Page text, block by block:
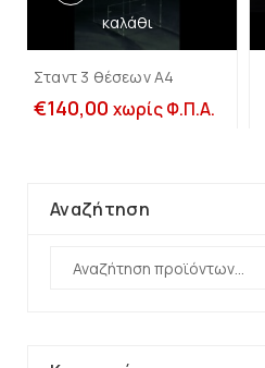
καλάθι
Σταντ 3 θέσεων Α4
€140,00 χωρίς Φ.Π.Α.
Αναζήτηση